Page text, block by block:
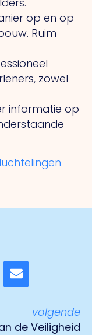
op en op
Ruim
zowel
informatie op
volgende
de Veiligheid